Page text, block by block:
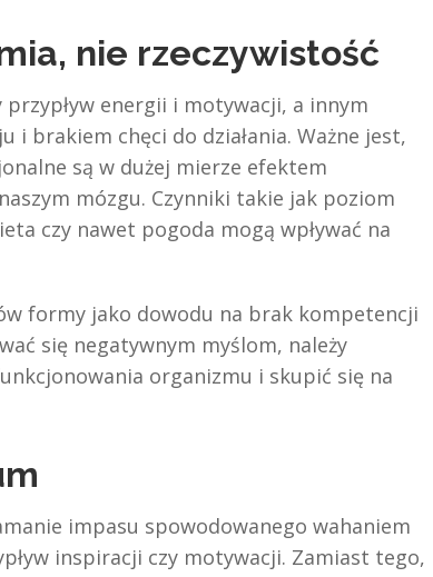
nie rzeczywistość
energii i motywacji, a innym
i brakiem chęci do działania. Ważne jest,
są w dużej mierze efektem
mózgu. Czynniki takie jak poziom
czy nawet pogoda mogą wpływać na
formy jako dowodu na brak kompetencji
się negatywnym myślom, należy
organizmu i skupić się na
impasu spowodowanego wahaniem
inspiracji czy motywacji. Zamiast tego,